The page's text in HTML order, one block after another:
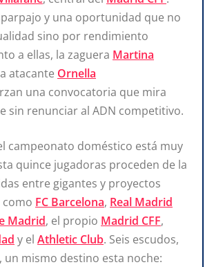
y una oportunidad que no
sino por rendimiento
a ellas, la zaguera Martina
atacante Ornella
una convocatoria que mira
sin renunciar al ADN competitivo.
campeonato doméstico está muy
quince jugadoras proceden de la
entre gigantes y proyectos
FC Barcelona, Real Madrid
Madrid, el propio Madrid CFF,
y el Athletic Club. Seis escudos,
un mismo destino esta noche: